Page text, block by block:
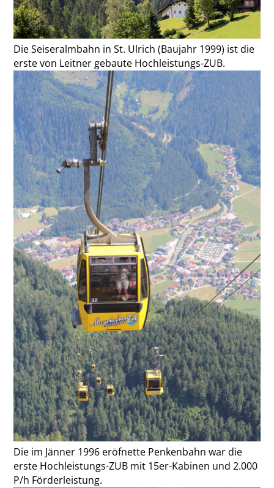
Die Seiseralmbahn in St. Ulrich (Baujahr 1999) ist die
erste von Leitner gebaute Hochleistungs-ZUB.
Die im Jänner 1996 eröfnette Penkenbahn war die
erste Hochleistungs-ZUB mit 15er-Kabinen und 2.000
P/h Förderleistung.